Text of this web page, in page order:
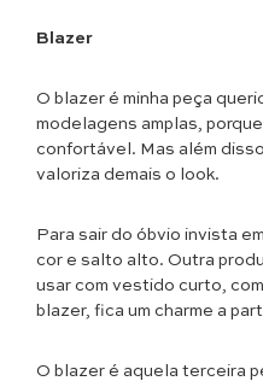
Blazer
O blazer é minha peça
modelagens amplas,
confortável. Mas além
valoriza demais o look.
Para sair do óbvio invista em
cor e salto alto. Outra
usar com vestido curto,
blazer, fica um charme a
O blazer é aquela terceira